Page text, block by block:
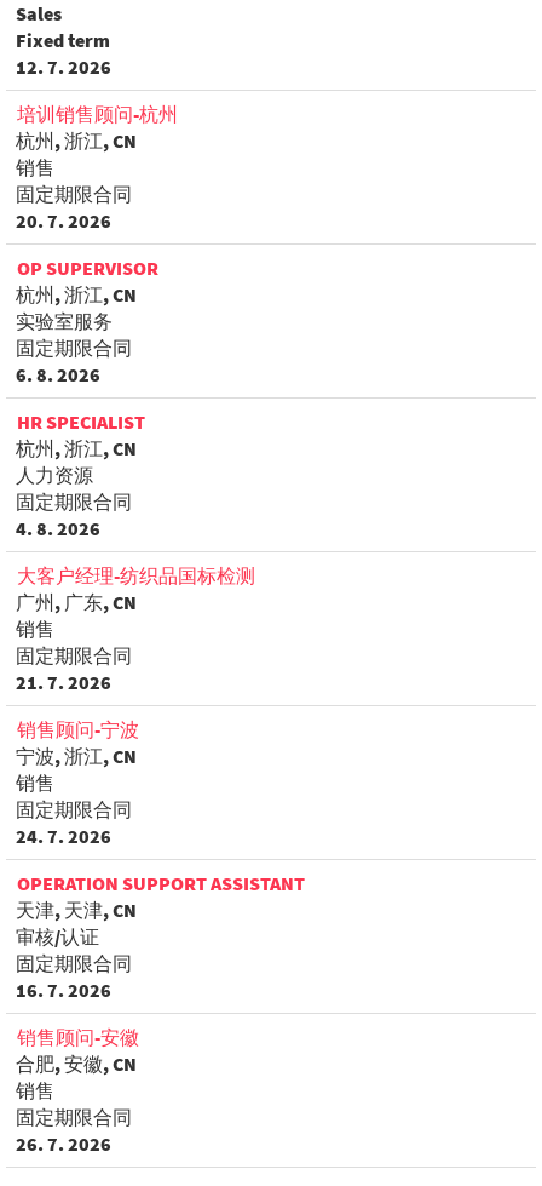
Sales
Fixed term
12. 7. 2026
培训销售顾问-杭州
杭州, 浙江, CN
销售
固定期限合同
20. 7. 2026
OP SUPERVISOR
杭州, 浙江, CN
实验室服务
固定期限合同
6. 8. 2026
HR SPECIALIST
杭州, 浙江, CN
人力资源
固定期限合同
4. 8. 2026
大客户经理-纺织品国标检测
广州, 广东, CN
销售
固定期限合同
21. 7. 2026
销售顾问-宁波
宁波, 浙江, CN
销售
固定期限合同
24. 7. 2026
OPERATION SUPPORT ASSISTANT
天津, 天津, CN
审核/认证
固定期限合同
16. 7. 2026
销售顾问-安徽
合肥, 安徽, CN
销售
固定期限合同
26. 7. 2026